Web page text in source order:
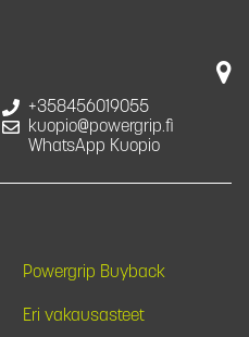
+358456019055
kuopio@powergrip.fi
WhatsApp Kuopio
Powergrip Buyback
Eri vakausasteet